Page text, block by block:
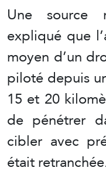
Une source
expliqué que
moyen d’un
piloté depuis
15 et 20
de pénétrer
cibler avec
était